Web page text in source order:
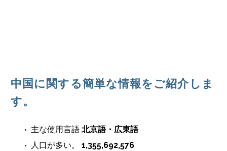
中国に関する簡単な情報をご紹介しま
す。
主な使用言語 北京語・広東語
人口が多い。 1,355,692,576